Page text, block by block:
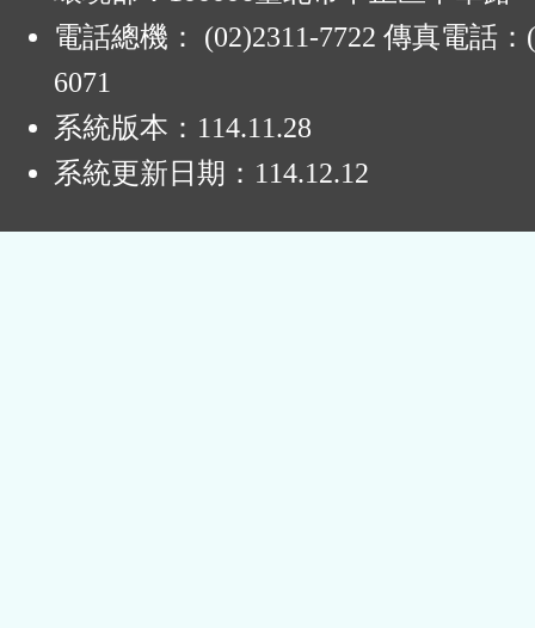
電話總機： (02)2311-7722 傳真電話：
6071
系統版本： 114.11.28
系統更新日期： 114.12.12